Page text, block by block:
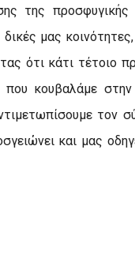
της προσφυγικής
μας
ότι κάτι τέτοιο
κουβαλάμε
τον
και μας